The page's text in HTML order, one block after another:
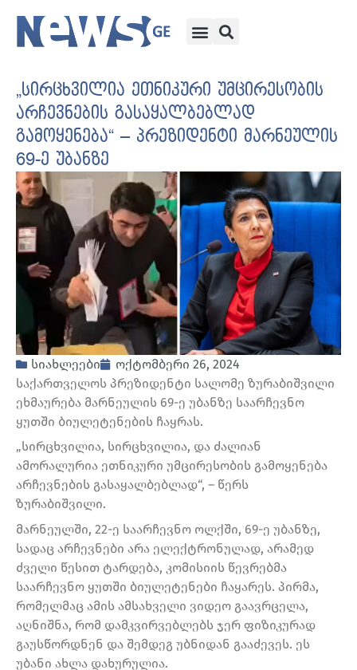
„სირცხვილია ეთნიკური უმცირესობის
არჩევნების გასაყალბებლად
გამოყენება“ – პრეზიდენტი მარნეულის
69-ე უბანზე
სიახლეები
ოქტომბერი 26, 2024
საქართველოს პრეზიდენტი სალომე ზურაბიშვილი
ეხმაურება მარნეულის 69-ე უბანზე საარჩევნო
ყუთში ბიულეტენების ჩაყრას.
„სირცხვილია, სირცხვილია, და ძალიან
ამორალურია ეთნიკური უმცირესობის გამოყენება
არჩევნების გასაყალბებლად“, – წერს
ზურაბიშვილი.
მარნეულში, 22-ე საარჩევნო ოლქში, 69-ე უბანზე,
სადაც არჩევნები არა ელექტრონულად, არამედ
ძველი წესით ტარდება, კომისიის წევრებმა
საარჩევნო ყუთში ბიულეტენები ჩაყარეს. პირმა,
რომელმაც ამის ამსახველი ვიდეო გაავრცელა,
აღნიშნა, რომ დამკვირვებლებს ჯერ ფიზიკურად
გაუსწორდნენ და შემდეგ უბნიდან გააძევეს. ეს
უბანი ახლა დახურულია.